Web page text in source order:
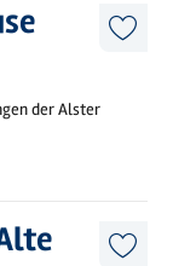
der Alster